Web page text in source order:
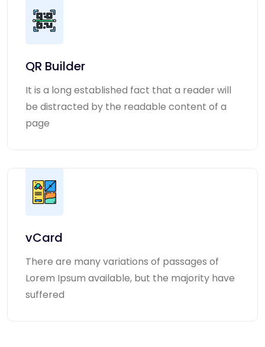
QR Builder
It is a long established fact that a reader will
be distracted by the readable content of a
page
vCard
There are many variations of passages of
Lorem Ipsum available, but the majority have
suffered